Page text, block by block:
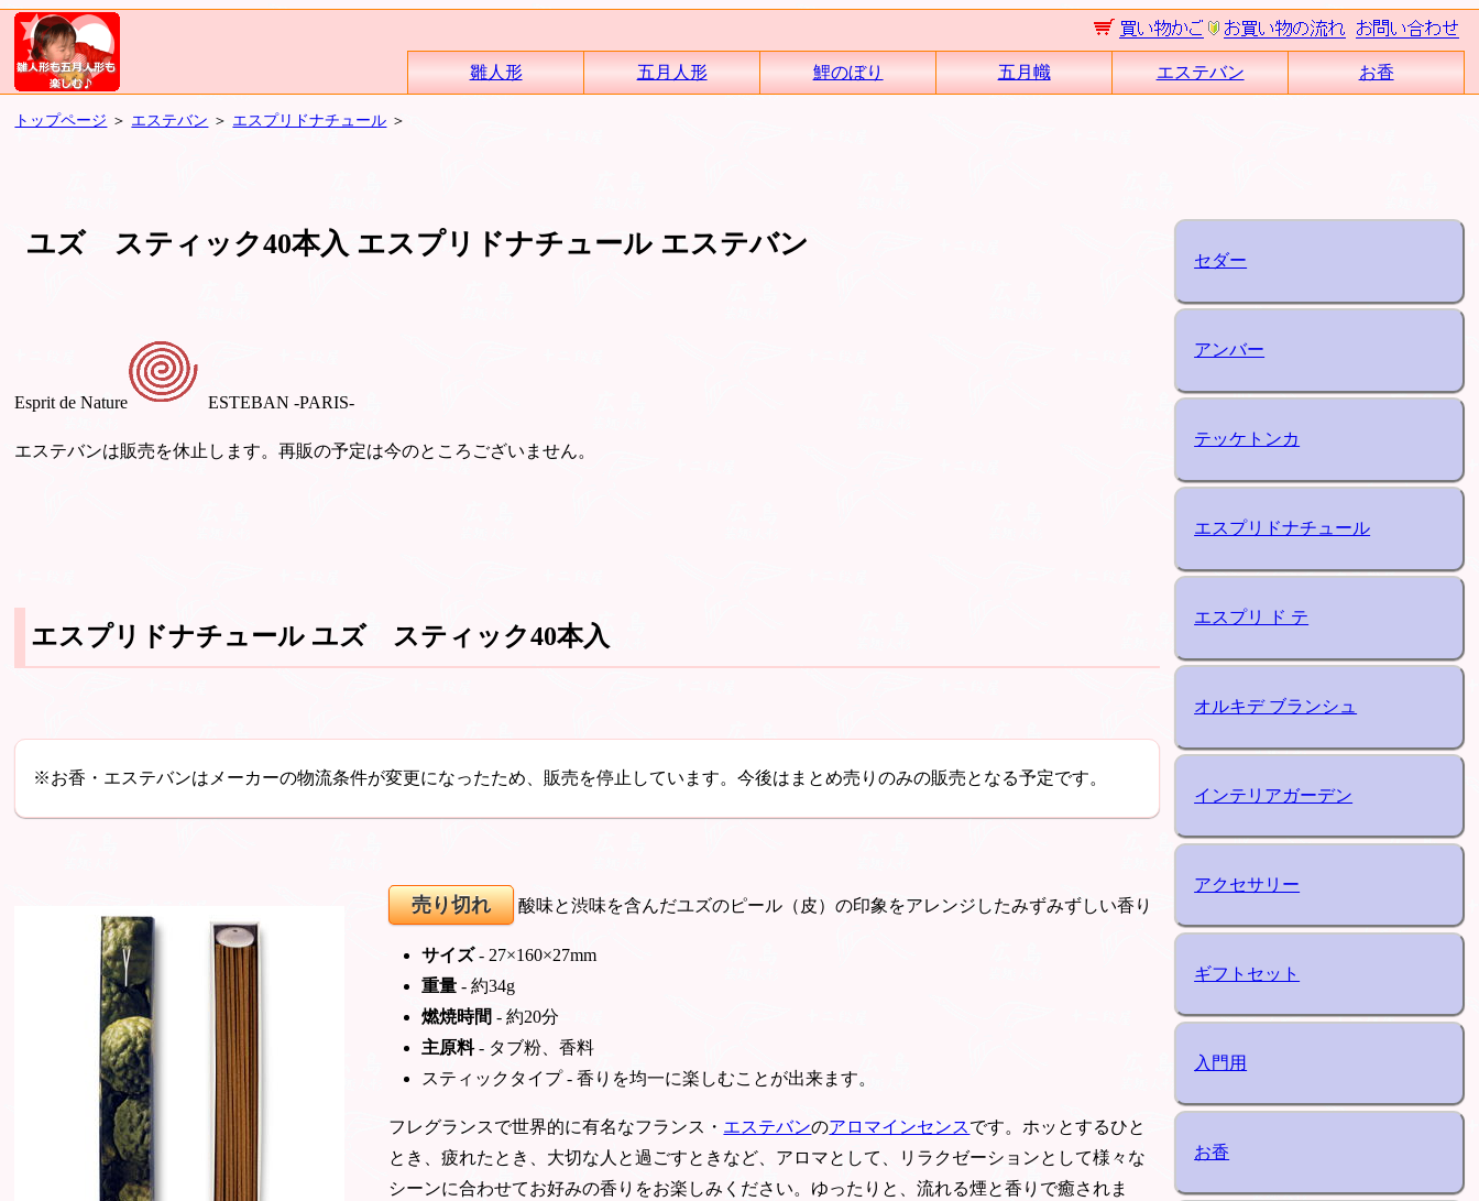
雛人形 五月人形 鯉のぼり 五月幟 エステバン お香
トップページ ＞ エステバン ＞ エスプリドナチュール ＞
ユズ スティック40本入 エスプリドナチュール エステバン
Esprit de Nature ESTEBAN -PARIS-
エステバンは販売を休止します。再販の予定は今のところございません。
エスプリドナチュール ユズ スティック40本入
※お香・エステバンはメーカーの物流条件が変更になったため、販売を停止しています。今後はまとめ売りのみの販売となる予定です。
売り切れ 酸味と渋味を含んだユズのピール（皮）の印象をアレンジしたみずみずしい香り
サイズ- 27×160×27mm
重量 - 約34g
燃焼時間 - 約20分
主原料- タブ粉、香料
スティックタイプ - 香りを均一に楽しむことが出来ます。
フレグランスで世界的に有名なフランス・ エステバンのアロマインセンスです。ホッとするひと
とき、疲れたとき、大切な人と過ごすときなど、アロマとして、リラクゼーションとして様々な
シーンに合わせてお好みの香りをお楽しみください。ゆったりと、流れる煙と香りで癒されま
セダー
アンバー
テッケトンカ
エスプリドナチュール
エスプリ ド テ
オルキデ ブランシュ
インテリアガーデン
アクセサリー
ギフトセット
入門用
お香